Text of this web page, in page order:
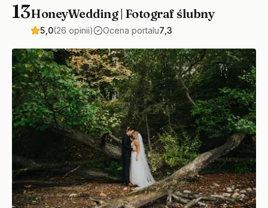
13HoneyWedding | Fotograf ślubny
5,0(26 opinii) Ocena portalu7,3